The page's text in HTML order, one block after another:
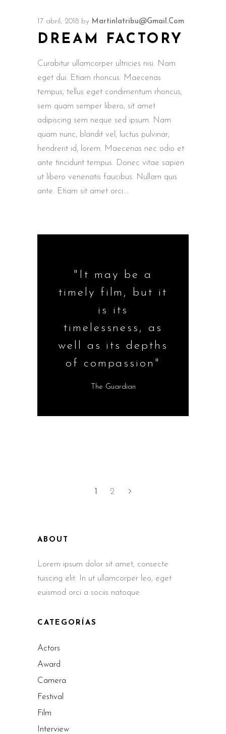
17 abril, 2018 by Martinlatribu@gmail.com
DREAM FACTORY
Curabitur ullamcorper ultricies nisi. Nam
eget dui. Etiam rhoncus. Maecenas
tempus, tellus eget condimentum rhoncus,
sem quam semper libero, sit amet
adipiscing sem neque sed ipsum. Nam
quam nunc, blandit vel, luctus pulvinar,
hendrerit id, lorem. Maecenas nec odio et
ante tincidunt tempus. Donec vitae sapien
ut libero venenatis faucibus. Nullam quis
ante. Etiam sit amet orci
"It may be a
timely film, but it
is its
timelessness, as
well as its depths
of compassion"
The Guardian
2
ABOUT
Lorem ipsum dolor sit amet, consecte
tuiscing elit. In ut ullamcorper leo, eget
euismod orci a sociis natoque
CATEGORÍAS
Actors
Award
Camera
Festival
Film
Interview